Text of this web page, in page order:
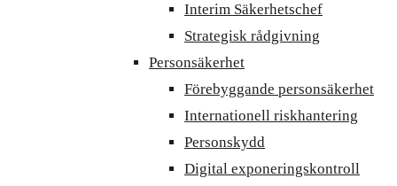
Interim Säkerhetschef
Strategisk rådgivning
Personsäkerhet
Förebyggande personsäkerhet
Internationell riskhantering
Personskydd
Digital exponeringskontroll